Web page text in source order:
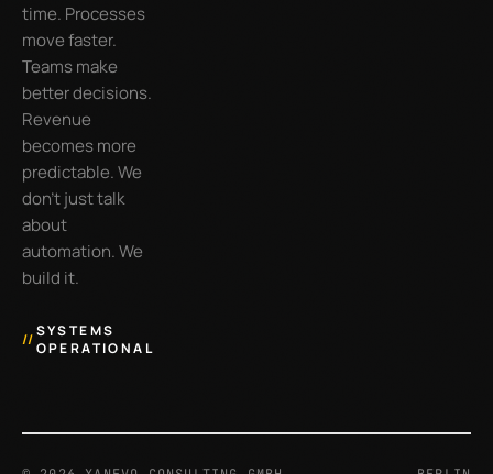
time. Processes
move faster.
Teams make
better decisions.
Revenue
becomes more
predictable. We
don’t just talk
about
automation. We
build it.
//SYSTEMS
OPERATIONAL